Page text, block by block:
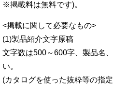
※掲載料は無料です)。
<掲載に関して必要なもの>
(1)製品紹介文字原稿
文字数は500～600字、製品名
い。
(カタログを使った抜粋等の指